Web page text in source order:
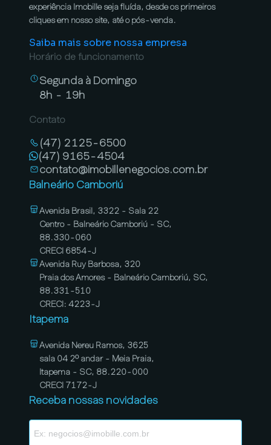
experiência Imobille seja fluída, desde os primeiros
cliques em nosso site, até o pós-venda.
Saiba mais sobre nossa empresa
Horário de funcionamento
Segunda à Domingo
8h - 19h
Contato
(47) 2125-6500
(47) 9165-4504
contato@imobillenegocios.com.br
Balneário Camboriú
Avenida Brasil, 3322 - Sala 22
Centro - Balneário Camboriú - SC,
88.330-060
CRECI 6854-J
Avenida Ruy Barbosa, 320
Praia dos Amores - Balneário Camboriú, SC,
88.331-510
CRECI: 4223-J
Itapema
Avenida Nereu Ramos, 3625
sala 04 2º andar - Meia Praia,
Itapema - SC, 88.220-000
CRECI 7172-J
Receba nossas novidades